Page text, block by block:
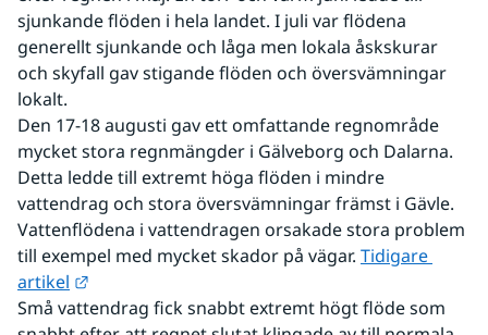
sjunkande flöden i hela landet. I juli var flödena
generellt sjunkande och låga men lokala åskskurar
och skyfall gav stigande flöden och översvämningar
lokalt.
Den 17-18 augusti gav ett omfattande regnområde
mycket stora regnmängder i Gälveborg och Dalarna.
Detta ledde till extremt höga flöden i mindre
vattendrag och stora översvämningar främst i Gävle.
Vattenflödena i vattendragen orsakade stora problem
till exempel med mycket skador på vägar. Tidigare
artikel
Små vattendrag fick snabbt extremt högt flöde som